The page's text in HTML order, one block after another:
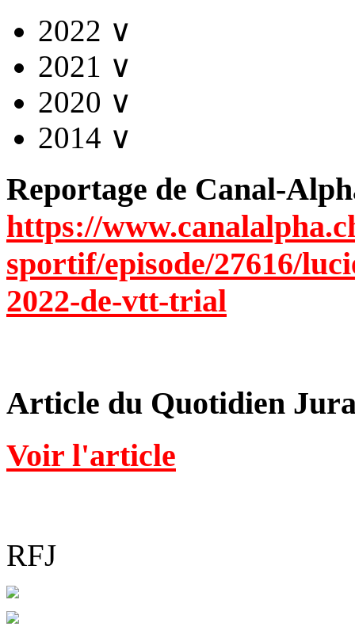
2022 ∨
2021 ∨
2020 ∨
2014 ∨
Reportage de Canal-
https://
sportif/episode/27616/
2022-de-vtt-trial
Article du Quotidien
Voir l'article
RFJ